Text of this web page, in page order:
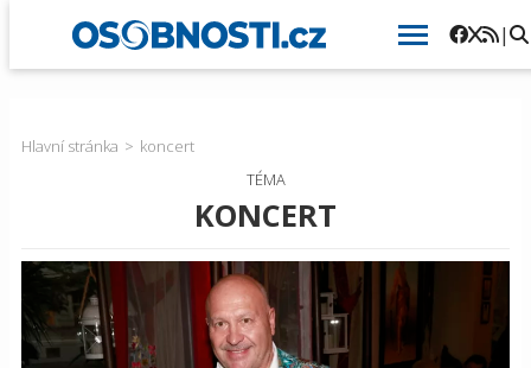
|
Hlavní stránka
koncert
TÉMA
KONCERT